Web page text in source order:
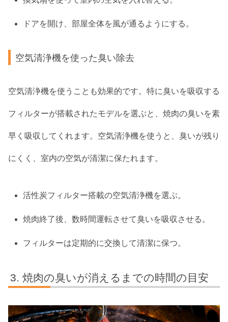
ドアを開け、部屋全体を風が通るようにする。
空気清浄機を使った臭い除去
空気清浄機を使うことも効果的です。特に臭いを吸収する
フィルターが搭載されたモデルを選ぶと、焼肉の臭いを素
早く吸収してくれます。空気清浄機を使うと、臭いが残り
にくく、室内の空気が清潔に保たれます。
活性炭フィルター搭載の空気清浄機を選ぶ。
焼肉終了後、数時間運転させて臭いを吸収させる。
フィルターは定期的に交換して清潔に保つ。
焼肉の臭いが消えるまでの時間の目安